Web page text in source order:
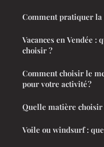
Comment pratiquer la
Vacances en Vendée :
choisir ?
Comment choisir le
pour votre activité ?
Quelle matière choisir
Voile ou windsurf :